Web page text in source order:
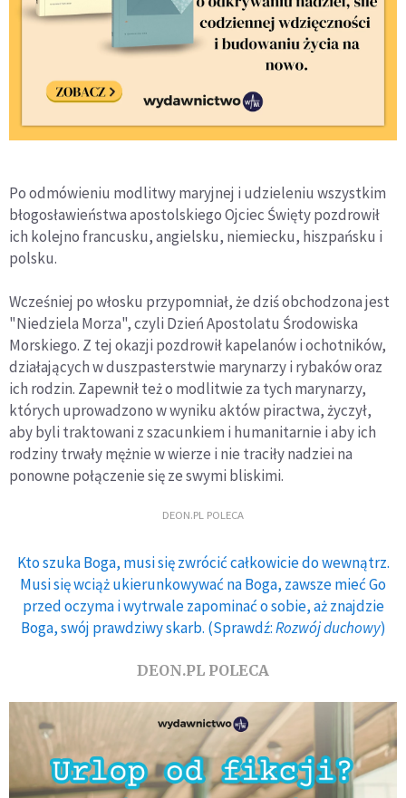
Po odmówieniu modlitwy maryjnej i udzieleniu wszystkim
błogosławieństwa apostolskiego Ojciec Święty pozdrowił
ich kolejno francusku, angielsku, niemiecku, hiszpańsku i
polsku.
Wcześniej po włosku przypomniał, że dziś obchodzona jest
"Niedziela Morza", czyli Dzień Apostolatu Środowiska
Morskiego. Z tej okazji pozdrowił kapelanów i ochotników,
działających w duszpasterstwie marynarzy i rybaków oraz
ich rodzin. Zapewnił też o modlitwie za tych marynarzy,
których uprowadzono w wyniku aktów piractwa, życzył,
aby byli traktowani z szacunkiem i humanitarnie i aby ich
rodziny trwały mężnie w wierze i nie traciły nadziei na
ponowne połączenie się ze swymi bliskimi.
DEON.PL POLECA
Kto szuka Boga, musi się zwrócić całkowicie do wewnątrz.
Musi się wciąż ukierunkowywać na Boga, zawsze mieć Go
przed oczyma i wytrwale zapominać o sobie, aż znajdzie
Boga, swój prawdziwy skarb. (Sprawdź:Rozwój duchowy)
DEON.PL POLECA